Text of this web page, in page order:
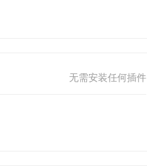
无需安装任何插件